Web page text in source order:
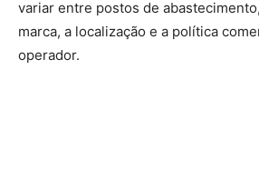
variar entre postos de
marca, a localização e a política
operador.